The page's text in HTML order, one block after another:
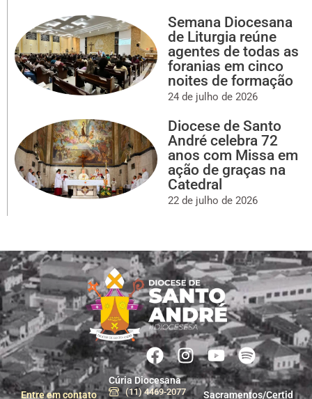
Semana Diocesana
de Liturgia reúne
agentes de todas as
foranias em cinco
noites de formação
24 de julho de 2026
Diocese de Santo
André celebra 72
anos com Missa em
ação de graças na
Catedral
22 de julho de 2026
Entre em contato
Cúria Diocesana
(11) 4469-2077 Sacramentos/Certid